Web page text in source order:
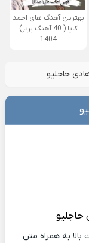
بهترین آهنگ های احمد
کایا ( 40 آهنگ برتر)
1404
حاجلیو
حاجلیو
به همراه متن